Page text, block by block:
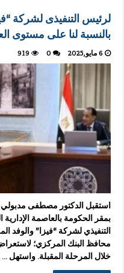
لرئيس التنفيذى لشركة
بالنسبة لنا على مستوى
6 مايو,2025 0
919
استقبل الدكتور مصطفى
بمقر الحكومة بالعاصمة الإدارية
التنفيذي لشركة “فيزا” والوفد
محافظ البنك المركزي؛
خلال المرحلة المقبلة. واستهل …